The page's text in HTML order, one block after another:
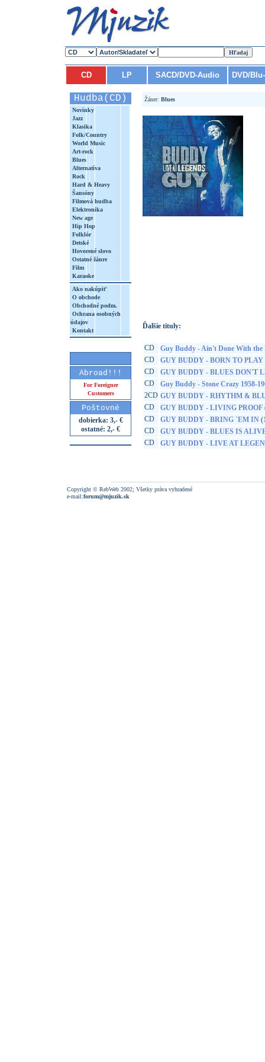
CD LP SACD/DVD-Audio DVD/
Hudba(CD)
Novinky
Jazz
Klasika
Folk/Country
World Music
Art-rock
Blues
Alternatíva
Rock
Hard & Heavy
Šansóny
Filmová hudba
Elektronika
New age
Hip Hop
Folklór
Detské
Hovorené slovo
Ostatné žánre
Film
Karaoke
Ako nakúpiť
O obchode
Obchodné podm.
Ochrana osobných
údajov
Kontakt
Abroad!!!
For Foreigner
Customers
Poštovné
dobierka: 3,- €
ostatné: 2,- €
Žáner: Blues
Ďalšie tituly:
CD
Guy Buddy - Ain't Done With the
CD
GUY BUDDY - BORN TO
CD
GUY BUDDY - BLUES DON'T
CD
Guy Buddy - Stone Crazy 1958-
2CD GUY BUDDY - RHYTHM &
CD
GUY BUDDY - LIVING PROOF
CD
GUY BUDDY - BRING `EM IN
CD
GUY BUDDY - BLUES IS
CD
GUY BUDDY - LIVE AT
Copyright © RebWeb 2002; Všetky práva vyhradené
e-mail:forum@mjuzik.sk